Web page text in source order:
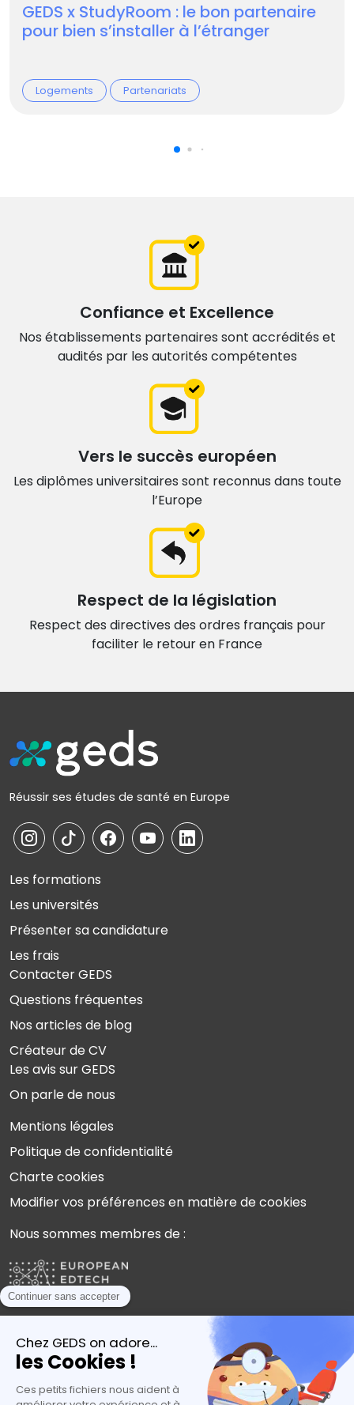
GEDS x StudyRoom : le bon partenaire
pour bien s’installer à l’étranger
Logements Partenariats
Confiance et Excellence
Nos établissements partenaires sont accrédités et
audités par les autorités compétentes
Vers le succès européen
Les diplômes universitaires sont reconnus dans toute
l’Europe
Respect de la législation
Respect des directives des ordres français pour
faciliter le retour en France
Réussir ses études de santé en Europe
Les formations
Les universités
Présenter sa candidature
Les frais
Contacter GEDS
Questions fréquentes
Nos articles de blog
Créateur de CV
Les avis sur GEDS
On parle de nous
Mentions légales
Politique de confidentialité
Charte cookies
Modifier vos préférences en matière de cookies
Nous sommes membres de :
Plébiscités par les experts de l’orientation